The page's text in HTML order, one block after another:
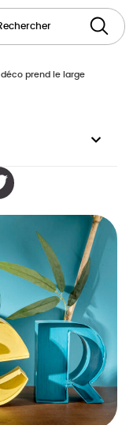
déco prend le large